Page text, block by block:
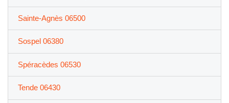
Sainte-Agnès 06500
Sospel 06380
Spéracèdes 06530
Tende 06430